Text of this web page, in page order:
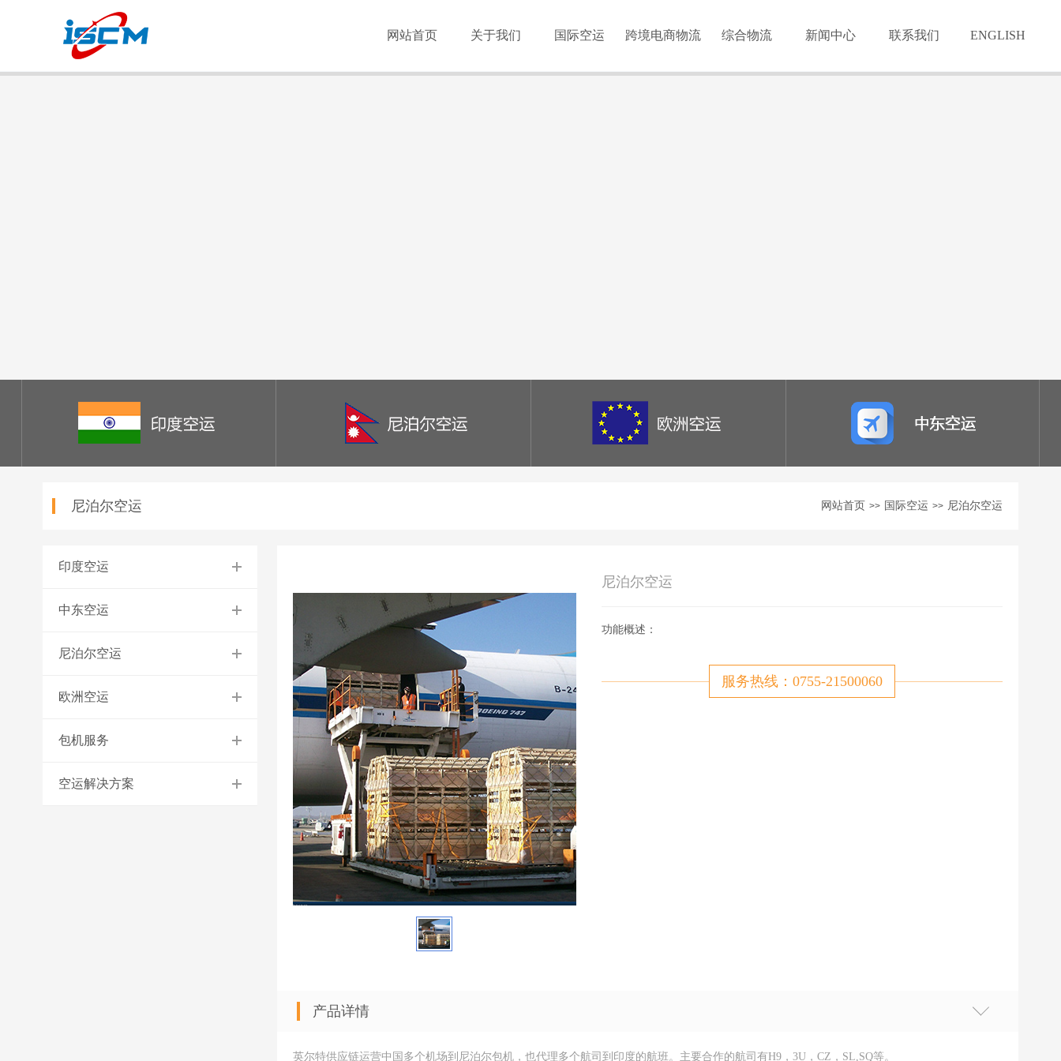
网站首页 关于我们 国际空运 跨境电商物流 综合物流 新闻中心 联系我们 ENGLISH
尼泊尔空运 网站首页 >> 国际空运 >> 尼泊尔空运
印度空运
中东空运
尼泊尔空运
欧洲空运
包机服务
空运解决方案
尼泊尔空运
功能概述：
服务热线：0755-21500060
产品详情
英尔特供应链运营中国多个机场到尼泊尔包机，也代理多个航司到印度的航班。主要合作的航司有H9，3U，CZ，SL,SQ等。